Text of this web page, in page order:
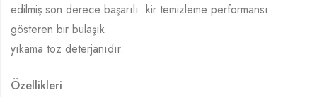
edilmiş son derece başarılı kir temizleme performansı
gösteren bir bulaşık
yıkama toz deterjanıdır.
Özellikleri